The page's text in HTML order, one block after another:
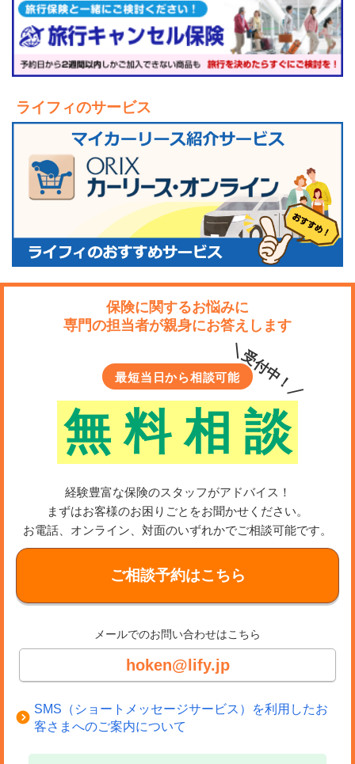
ライフィのサービス
保険に関するお悩みに
専門の担当者が親身にお答えします
最短当日から相談可能
無 料 相 談
＼受付中！／
経験豊富な保険のスタッフがアドバイス！
まずはお客様のお困りごとをお聞かせください。
お電話、オンライン、対面のいずれかでご相談可能です。
ご相談予約はこちら
メールでのお問い合わせはこちら
hoken@lify.jp
SMS（ショートメッセージサービス）を利用したお
客さまへのご案内について